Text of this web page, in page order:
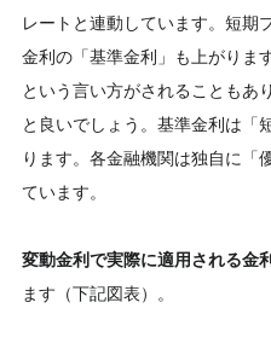
レートと連動しています。短期
金利の「基準金利」も上がりま
という言い方がされることもあ
と良いでしょう。基準金利は「
ります。各金融機関は独自に「
ています。
変動金利で実際に適用される金
ます（下記図表）。